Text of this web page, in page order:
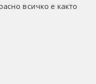
всичко е както